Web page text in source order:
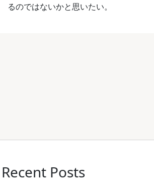
るのではないかと思いたい。
Recent Posts